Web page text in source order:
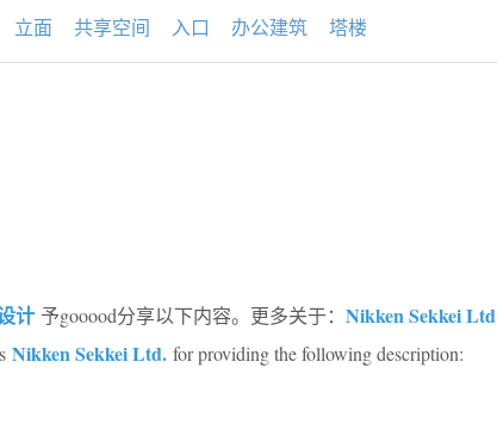
立面 共享空间 入口 办公建筑 塔楼
计 予gooood分享以下内容。更多关于： Nikken Sekkei Ltd
Nikken Sekkei Ltd. for providing the following description: